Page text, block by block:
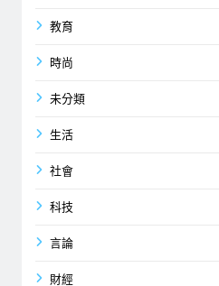
教育
時尚
未分類
生活
社會
科技
言論
財經